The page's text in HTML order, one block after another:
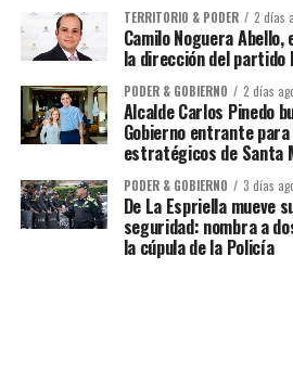
TERRITORIO & PODER 2 días
Camilo Noguera
la dirección del partido
PODER & GOBIERNO 2 días
Alcalde Carlos Pinedo
Gobierno entrante
estratégicos de Santa
PODER & GOBIERNO 3 días
De La Espriella mueve
seguridad: nombra a
la cúpula de la Policía